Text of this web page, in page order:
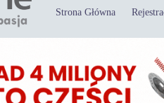
Strona Główna